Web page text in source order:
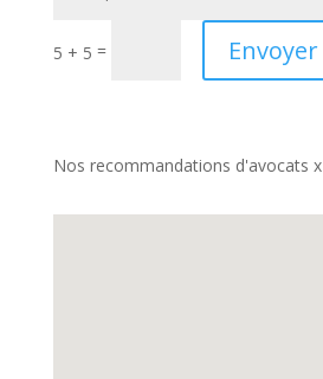
5 + 5 = Envoyer
Nos recommandations d'avocats x